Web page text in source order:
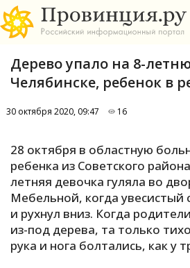
А
Б
Дерево упало на 8-
Челябинске, ребенок в
30 октября 2020, 09:47 16
28 октября в областную
ребенка из Советского
летняя девочка гуляла во
Мебельной, когда увесистый
и рухнул вниз. Когда
из-под дерева, та только
рука и нога болтались, как у